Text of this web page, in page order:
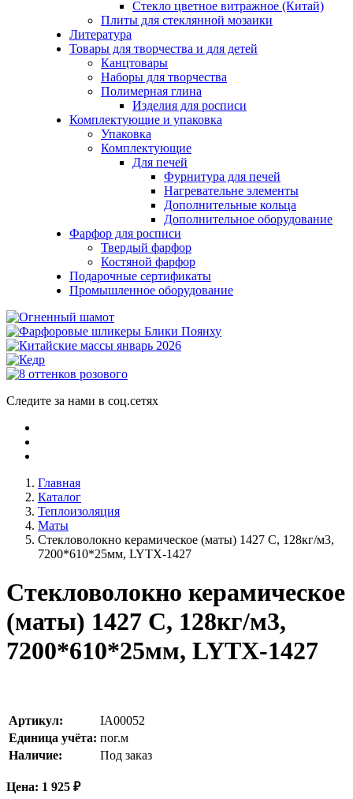
Стекло цветное витражное (Китай)
Плиты для стеклянной мозаики
Литература
Товары для творчества и для детей
Канцтовары
Наборы для творчества
Полимерная глина
Изделия для росписи
Комплектующие и упаковка
Упаковка
Комплектующие
Для печей
Фурнитура для печей
Нагревательне элементы
Дополнительные кольца
Дополнительное оборудование
Фарфор для росписи
Твердый фарфор
Костяной фарфор
Подарочные сертификаты
Промышленное оборудование
Следите за нами в соц.сетях
Главная
Каталог
Теплоизоляция
Маты
Стекловолокно керамическое (маты) 1427 С, 128кг/м3,
7200*610*25мм, LYТX-1427
Стекловолокно керамическое
(маты) 1427 С, 128кг/м3,
7200*610*25мм, LYТX-1427
Артикул:
IA00052
Единица учёта: пог.м
Наличие:
Под заказ
Цена: 1 925 ₽